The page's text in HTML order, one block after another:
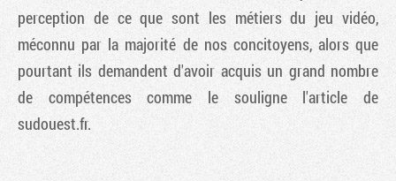
perception de ce que sont les métiers du jeu vidéo,
méconnu par la majorité de nos concitoyens, alors que
pourtant ils demandent d'avoir acquis un grand nombre
de compétences comme le souligne l'article de
sudouest.fr.